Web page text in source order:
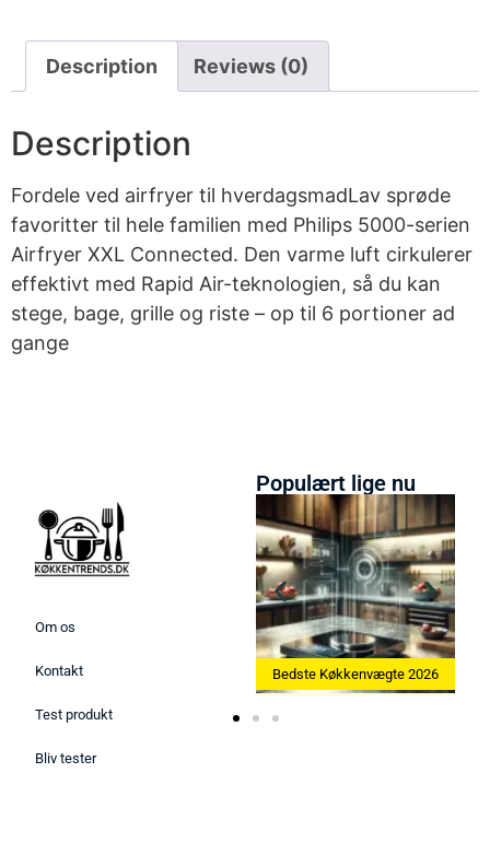
Description Reviews (0)
Description
Fordele ved airfryer til hverdagsmadLav sprøde
favoritter til hele familien med Philips 5000-serien
Airfryer XXL Connected. Den varme luft cirkulerer
effektivt med Rapid Air-teknologien, så du kan
stege, bage, grille og riste – op til 6 portioner ad
gange
Om os
Kontakt
Test produkt
Bliv tester
Populært lige nu
Bedste Ismaskine 2026 Bedste Køkkenvægte 2026